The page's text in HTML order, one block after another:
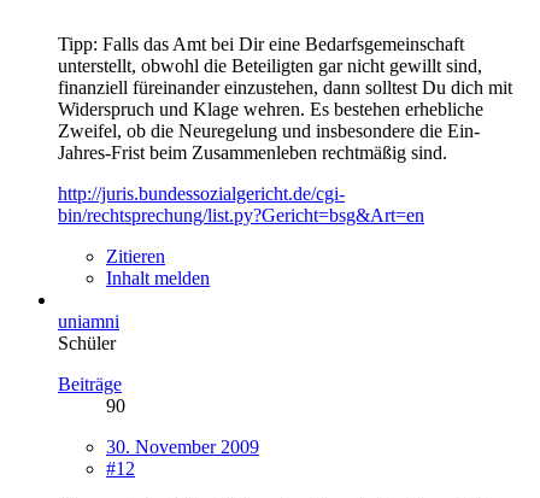
Tipp: Falls das Amt bei Dir eine Bedarfsgemeinschaft
unterstellt, obwohl die Beteiligten gar nicht gewillt sind,
finanziell füreinander einzustehen, dann solltest Du dich mit
Widerspruch und Klage wehren. Es bestehen erhebliche
Zweifel, ob die Neuregelung und insbesondere die Ein-
Jahres-Frist beim Zusammenleben rechtmäßig sind.
http://juris.bundessozialgericht.de/cgi-
bin/rechtsprechung/list.py?Gericht=bsg&Art=en
Zitieren
Inhalt melden
uniamni
Schüler
Beiträge
90
30. November 2009
#12